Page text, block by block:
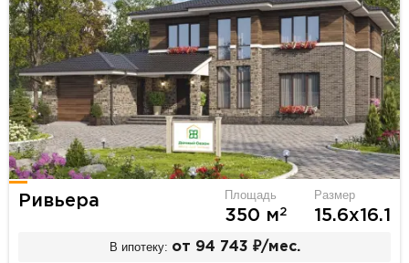
Ривьера Площадь
350 м2
Размер
15.6х16.1
В ипотеку: от 94 743 ₽/мес.